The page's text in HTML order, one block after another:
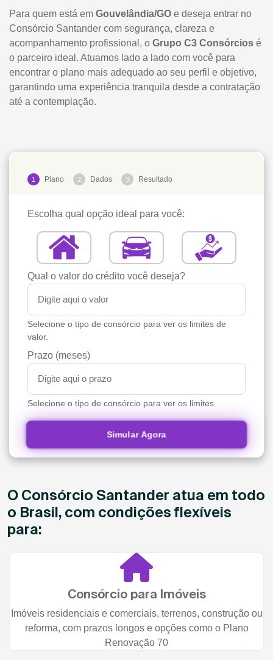
Para quem está em Gouvelândia/GO e deseja entrar no
Consórcio Santander com segurança, clareza e
acompanhamento profissional, o Grupo C3 Consórcios é
o parceiro ideal. Atuamos lado a lado com você para
encontrar o plano mais adequado ao seu perfil e objetivo,
garantindo uma experiência tranquila desde a contratação
até a contemplação.
1 Plano 2 Dados 3 Resultado
Escolha qual opção ideal para você:
Qual o valor do crédito você deseja?
Selecione o tipo de consórcio para ver os limites de
valor.
Prazo (meses)
Selecione o tipo de consórcio para ver os limites.
Simular Agora
O Consórcio Santander atua em todo
o Brasil, com condições flexíveis
para:
Consórcio para Imóveis
Imóveis residenciais e comerciais, terrenos, construção ou
reforma, com prazos longos e opções como o Plano
Renovação 70